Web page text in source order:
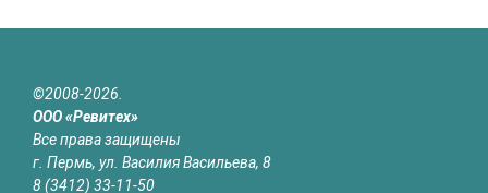
©2008-2026.
ООО «Ревитех»
Все права защищены
г. Пермь, ул. Василия Васильева, 8
8 (3412) 33-11-50